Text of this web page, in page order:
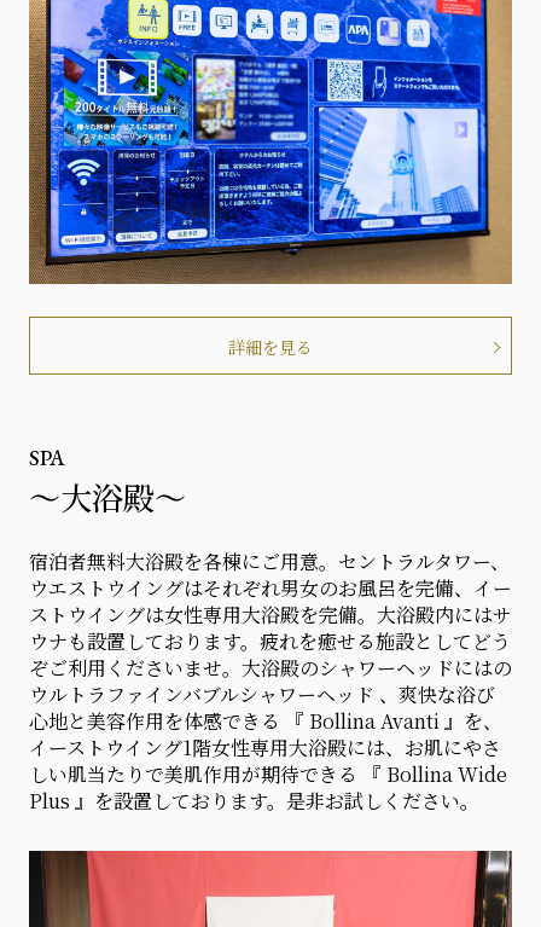
詳細を見る
SPA
～大浴殿～
宿泊者無料大浴殿を各棟にご用意。セントラルタワー、
ウエストウイングはそれぞれ男女のお風呂を完備、イー
ストウイングは女性専用大浴殿を完備。大浴殿内にはサ
ウナも設置しております。疲れを癒せる施設としてどう
ぞご利用くださいませ。大浴殿のシャワーヘッドにはの
ウルトラファインバブルシャワーヘッド 、爽快な浴び
心地と美容作用を体感できる 『 Bollina Avanti 』を、
イーストウイング1階女性専用大浴殿には、お肌にやさ
しい肌当たりで美肌作用が期待できる 『 Bollina Wide
Plus 』を設置しております。是非お試しください。